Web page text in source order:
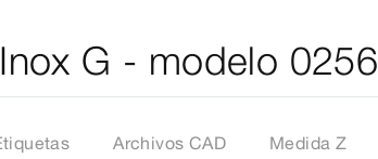
G - modelo 0256
Archivos CAD Medida Z